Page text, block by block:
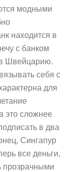
модными
находится в
с банком
Швейцарию.
себя с
для
это сложнее
в два
Сингапур
все деньги,
прозрачными